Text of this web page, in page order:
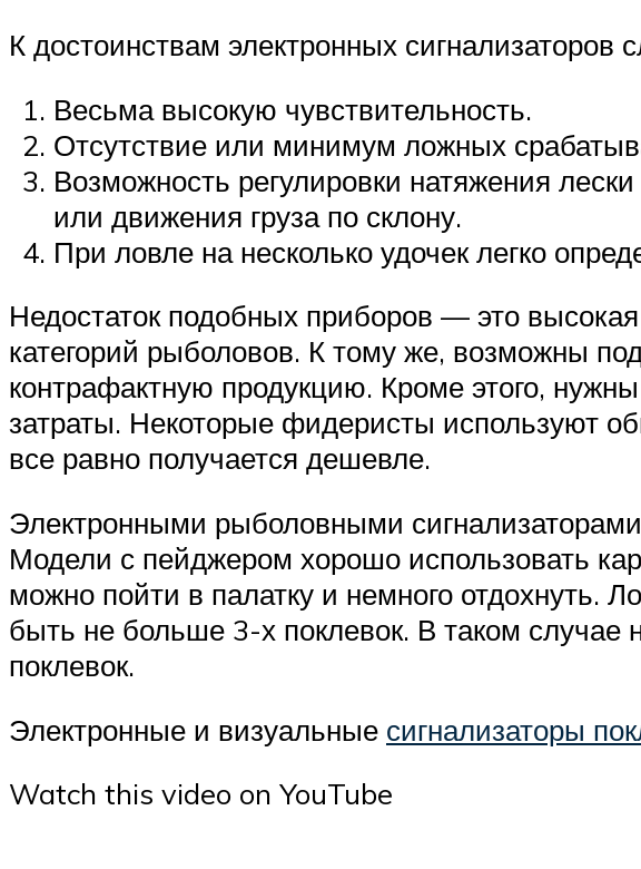
К достоинствам электронных сигнализаторов
Весьма высокую чувствительность.
Отсутствие или минимум ложных
Возможность регулировки натяжения
или движения груза по склону.
При ловле на несколько удочек легко
Недостаток подобных приборов — это
категорий рыболовов. К тому же, возможны
контрафактную продукцию. Кроме этого,
затраты. Некоторые фидеристы используют
все равно получается дешевле.
Электронными рыболовными
Модели с пейджером хорошо использовать
можно пойти в палатку и немного отдохнуть.
быть не больше 3-х поклевок. В таком
поклевок.
Электронные и визуальные сигнализаторы
Watch this video on YouTube